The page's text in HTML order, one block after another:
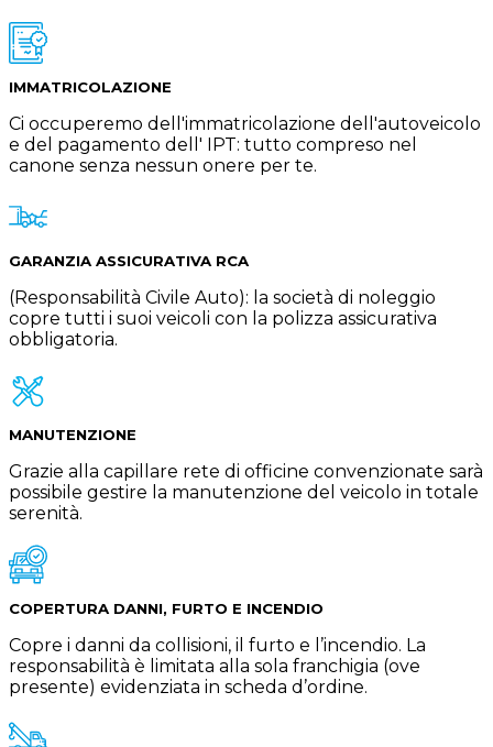
IMMATRICOLAZIONE
Ci occuperemo dell'immatricolazione dell'autoveicolo
e del pagamento dell' IPT: tutto compreso nel
canone senza nessun onere per te.
GARANZIA ASSICURATIVA RCA
(Responsabilità Civile Auto): la società di noleggio
copre tutti i suoi veicoli con la polizza assicurativa
obbligatoria.
MANUTENZIONE
Grazie alla capillare rete di officine convenzionate sarà
possibile gestire la manutenzione del veicolo in totale
serenità.
COPERTURA DANNI, FURTO E INCENDIO
Copre i danni da collisioni, il furto e l’incendio. La
responsabilità è limitata alla sola franchigia (ove
presente) evidenziata in scheda d’ordine.